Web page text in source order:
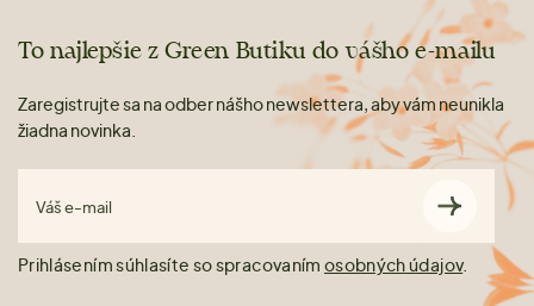
To najlepšie z Green Butiku do vášho e-mailu
Zaregistrujte sa na odber nášho newslettera, aby vám neunikla
žiadna novinka.
Váš e-mail
Prihlásením súhlasíte so spracovaním osobných údajov.